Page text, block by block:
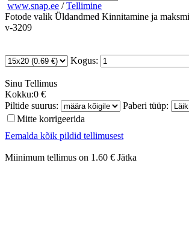
www.snap.ee / Tellimine
Fotode valik Üldandmed Kinnitamine ja
v-3209
Kogus:
Sinu Tellimus
Kokku:0 €
Piltide suurus:
Paberi tüüp:
Mitte korrigeerida
Eemalda kõik pildid tellimusest
Miinimum tellimus on 1.60 € Jätka